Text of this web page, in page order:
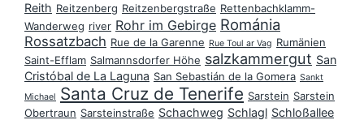
Reith Reitzenberg Reitzenbergstraße Rettenbachklamm-
Wanderweg river Rohr im Gebirge Románia
Rossatzbach Rue de la Garenne Rue Toul ar Vag Rumänien
Saint-Efflam Salmannsdorfer Höhe salzkammergut San
Cristóbal de La Laguna San Sebastián de la Gomera Sankt
Michael Santa Cruz de Tenerife Sarstein Sarstein
Obertraun Sarsteinstraße Schachweg Schlagl Schloßallee